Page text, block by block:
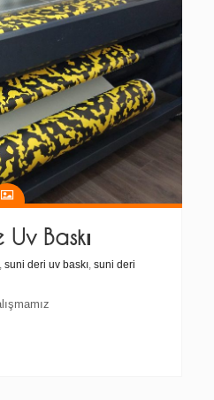
Baskı
, suni deri uv baskı, suni deri